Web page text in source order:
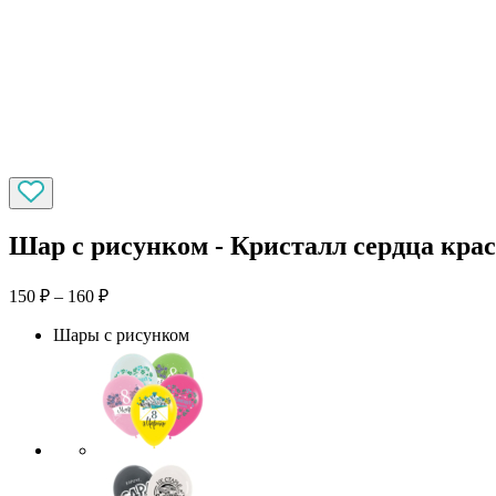
Шар с рисунком - Кристалл сердца
150 ₽ – 160 ₽
Шары с рисунком